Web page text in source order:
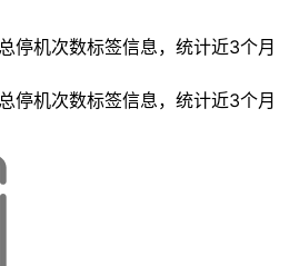
停机次数标签信息，统计近3个月
停机次数标签信息，统计近3个月